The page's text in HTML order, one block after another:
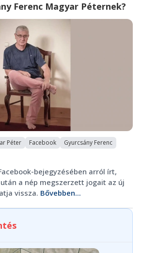
Ferenc Magyar Péternek?
Péter Facebook
Gyurcsány Ferenc
bejegyzésében arról írt,
a nép megszerzett jogait az új
vissza. Bővebben...